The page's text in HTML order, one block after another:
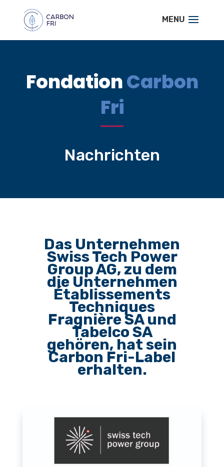
FondationCarbon
Fri
Nachrichten
Das Unternehmen
Swiss Tech Power
Group AG, zu dem
die Unternehmen
Établissements
Techniques
Fragnière SA und
Tabelco SA
gehören, hat sein
Carbon Fri-Label
erhalten.